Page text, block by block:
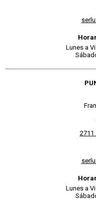
Lunes a
2711
Lunes a